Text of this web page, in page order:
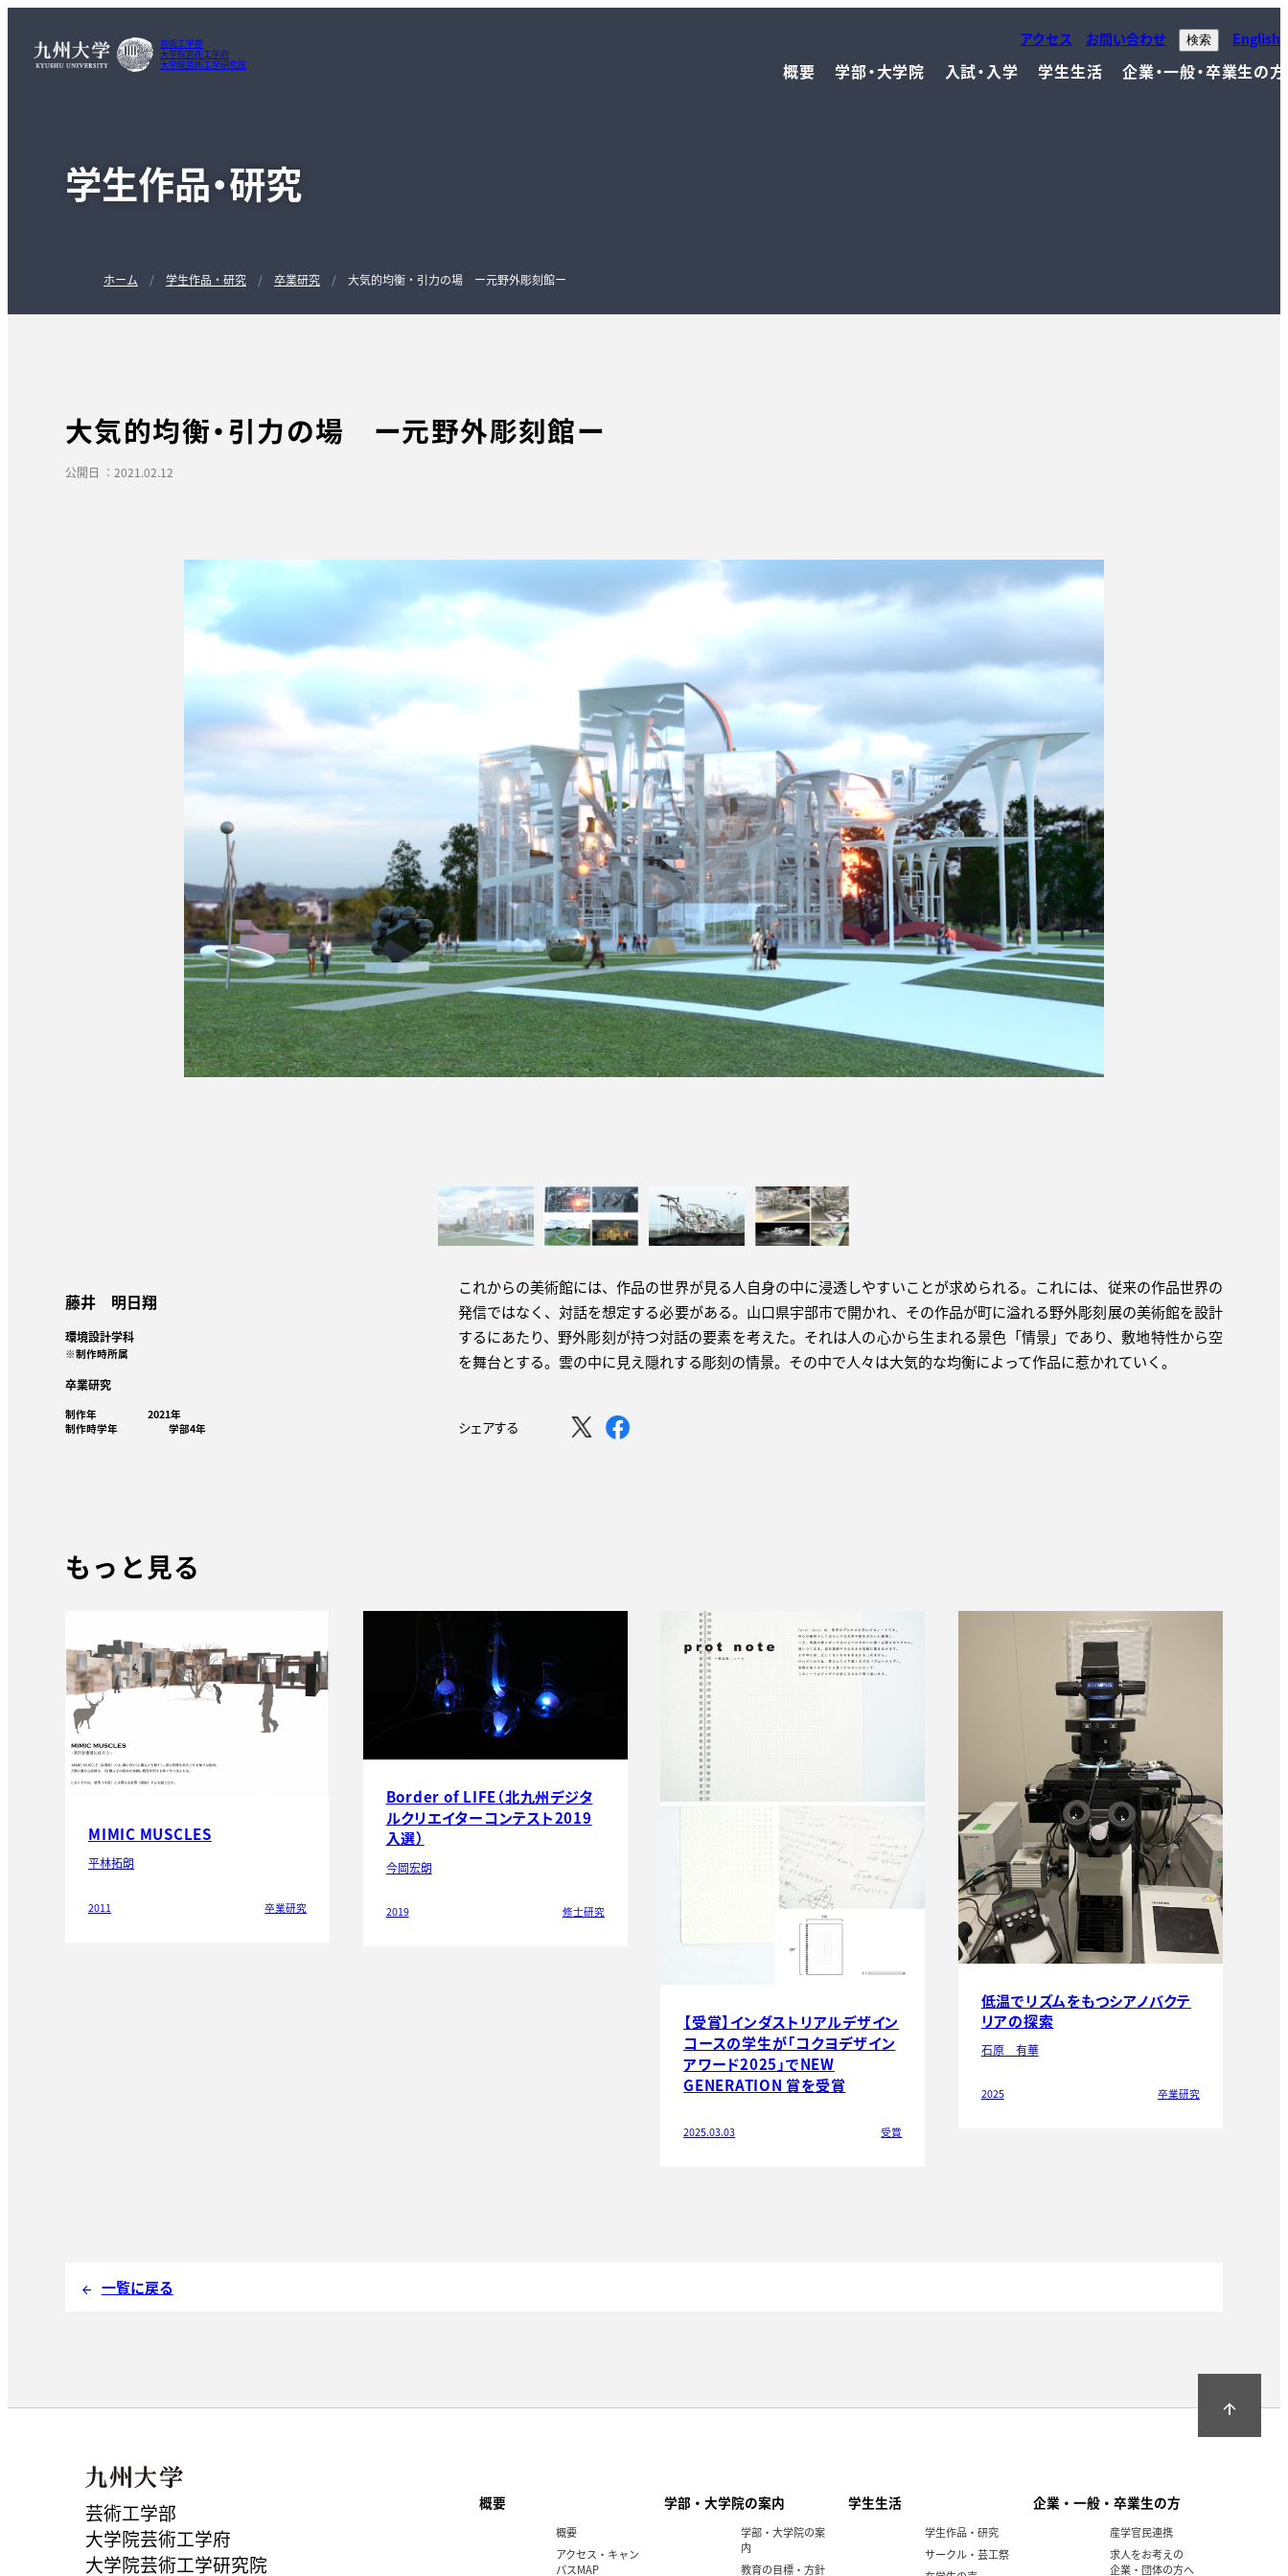
芸術工学部
大学院芸術工学府
大学院芸術工学研究院
アクセス お問い合わせ 検索 English
概要 学部・大学院 入試・入学 学生生活 企業・一般・卒業生の方
学生作品・研究
ホーム 学生作品・研究 卒業研究 大気的均衡・引力の場 ー元野外彫刻館ー
大気的均衡・引力の場 ー元野外彫刻館ー
公開日 ：2021.02.12
藤井 明日翔
環境設計学科
※制作時所属
卒業研究
制作年
2021年
制作時学年
学部4年
これからの美術館には、作品の世界が見る人自身の中に浸透しやすいことが求められる。これには、従来の作品世界の
発信ではなく、対話を想定する必要がある。山口県宇部市で開かれ、その作品が町に溢れる野外彫刻展の美術館を設計
するにあたり、野外彫刻が持つ対話の要素を考えた。それは人の心から生まれる景色「情景」であり、敷地特性から空
を舞台とする。雲の中に見え隠れする彫刻の情景。その中で人々は大気的な均衡によって作品に惹かれていく。
シェアする
もっと見る
MIMIC MUSCLES
平林拓朗
2011 卒業研究
Border of LIFE（北九州デジタ
ルクリエイターコンテスト2019
入選）
今岡宏朗
2019 修士研究
【受賞】インダストリアルデザイン
コースの学生が「コクヨデザイン
アワード2025」でNEW
GENERATION 賞を受賞
2025.03.03 受賞
低温でリズムをもつシアノバクテ
リアの探索
石原 有華
2025 卒業研究
arrow_back 一覧に戻る
arrow_upward
芸術工学部
大学院芸術工学府
大学院芸術工学研究院
概要
概要
アクセス・キャン
パスMAP
学部・大学院の案内
学部・大学院の案
内
教育の目標・方針
学生生活
学生作品・研究
サークル・芸工祭
企業・一般・卒業生の方
産学官民連携
求人をお考えの
企業・団体の方へ